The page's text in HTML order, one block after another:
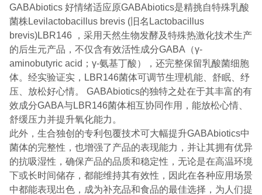
微生物体与乳酸菌应用研发中心
影片
TW EN CN
GABAbiotics 好情绪适应原GABAbiotics是精挑自特殊乳酸
菌株Levilactobacillus brevis (旧名Lactobacillus
brevis)LBR146 ，采用天然生物发酵及特殊热激化技术生产
的后生元产品，不仅含有效活性成分GABA（γ-
aminobutyric acid；γ-氨基丁酸），还完整保留乳酸菌细胞
体。经实验证实，LBR146菌体可调节生理机能、舒眠、纾
压、放松好心情。 GABAbiotics的独特之处在于其丰富的有
效成分GABA与LBR146菌体相互协同作用，能放松心情、
舒缓压力并提升氧化能力。
此外，生合独创的专利包覆技术可大幅提升GABAbiotics中
菌体的完整性，也增强了产品的表现能力，并让其拥有优异
的抗吸湿性，确保产品的品质和稳定性，无论是在高温环境
下或长时间储存，都能维持其有效性，因此在各种应用场景
中都能表现出色，成为补充品和食品的最佳选择，为人们提